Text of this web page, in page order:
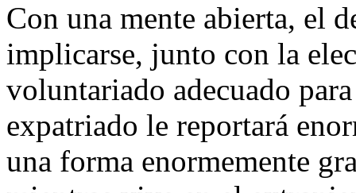
Con una mente abierta, el
implicarse, junto con la
voluntariado adecuado
expatriado le reportará
una forma enormemente